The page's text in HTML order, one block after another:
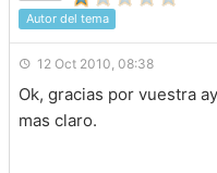
Autor del tema
12 Oct 2010, 08:38
Ok, gracias por vuestra
mas claro.